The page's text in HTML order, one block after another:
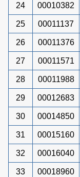
24 00010382
25 00011137
26 00011376
27 00011571
28 00011988
29 00012683
30 00014850
31 00015160
32 00016040
33 00018960